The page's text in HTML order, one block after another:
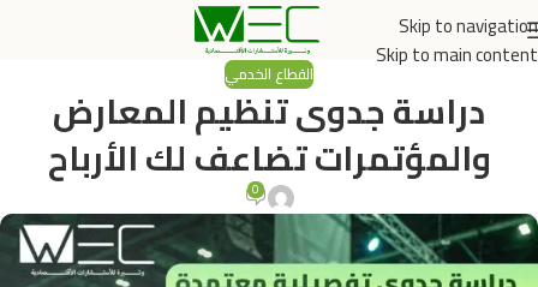
Skip to navigation
Skip to main content
القطاع الخدمي
دراسة جدوى تنظيم المعارض
والمؤتمرات تضاعف لك الأرباح
0